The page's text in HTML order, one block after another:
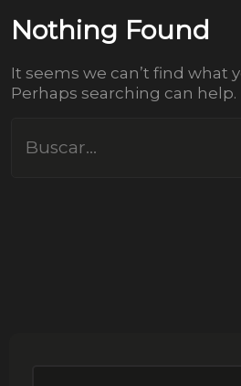
Nothing Found
It seems we can’t find what
Perhaps searching can help.